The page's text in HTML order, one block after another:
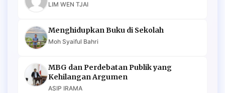
LIM WEN TJAI
Menghidupkan Buku di Sekolah
Moh Syaiful Bahri
MBG dan Perdebatan Publik yang
Kehilangan Argumen
ASIP IRAMA